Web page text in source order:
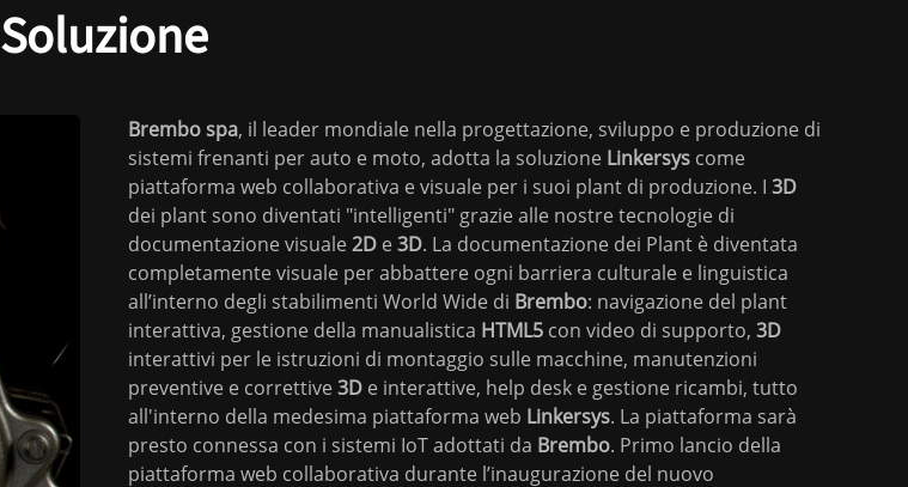
Soluzione
Brembo spa, il leader mondiale nella progettazione, sviluppo e produzione di
sistemi frenanti per auto e moto, adotta la soluzione Linkersys come
piattaforma web collaborativa e visuale per i suoi plant di produzione. I 3D
dei plant sono diventati "intelligenti" grazie alle nostre tecnologie di
documentazione visuale 2D e 3D. La documentazione dei Plant è diventata
completamente visuale per abbattere ogni barriera culturale e linguistica
all’interno degli stabilimenti World Wide di Brembo: navigazione del plant
interattiva, gestione della manualistica HTML5 con video di supporto, 3D
interattivi per le istruzioni di montaggio sulle macchine, manutenzioni
preventive e correttive 3D e interattive, help desk e gestione ricambi, tutto
all'interno della medesima piattaforma web Linkersys. La piattaforma sarà
presto connessa con i sistemi IoT adottati da Brembo. Primo lancio della
piattaforma web collaborativa durante l’inaugurazione del nuovo